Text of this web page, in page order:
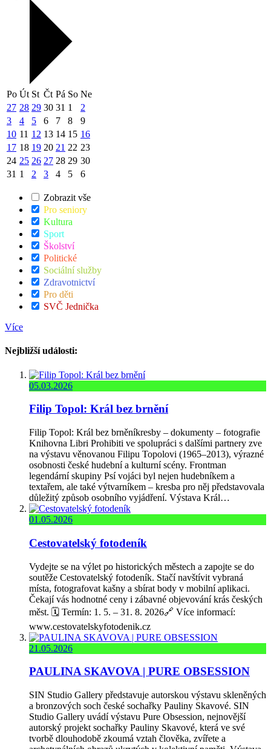
Po Út St Čt Pá So Ne
27 28 29 30 31 1
2
3
4 5 6 7 8
9
10 11 12 13 14 15 16
17 18 19 20 21 22 23
24 25 26 27 28 29 30
31 1 2 3 4 5 6
Zobrazit vše
Pro seniory
Kultura
Sport
Školství
Politické
Sociální služby
Zdravotnictví
Pro děti
SVČ Jednička
Více
Nejbližší události:
05.03.2026
Filip Topol: Král bez brnění
Filip Topol: Král bez brněníkresby – dokumenty – fotografie
Knihovna Libri Prohibiti ve spolupráci s dalšími partnery zve
na výstavu věnovanou Filipu Topolovi (1965–2013), výrazné
osobnosti české hudební a kulturní scény. Frontman
legendární skupiny Psí vojáci byl nejen hudebníkem a
textařem, ale také výtvarníkem – kresba pro něj představovala
důležitý způsob osobního vyjádření. Výstava Král…
01.05.2026
Cestovatelský fotodeník
Vydejte se na výlet po historických městech a zapojte se do
soutěže Cestovatelský fotodeník. Stačí navštívit vybraná
místa, fotografovat kašny a sbírat body v mobilní aplikaci.
Čekají vás hodnotné ceny i zábavné objevování krás českých
měst. 🗓️ Termín: 1. 5. – 31. 8. 2026🔗 Více informací:
www.cestovatelskyfotodenik.cz
21.05.2026
PAULINA SKAVOVA | PURE OBSESSION
SIN Studio Gallery představuje autorskou výstavu skleněných
a bronzových soch české sochařky Pauliny Skavové. SIN
Studio Gallery uvádí výstavu Pure Obsession, nejnovější
autorský projekt sochařky Pauliny Skavové, která ve své
tvorbě dlouhodobě zkoumá vztah člověka, zvířete a